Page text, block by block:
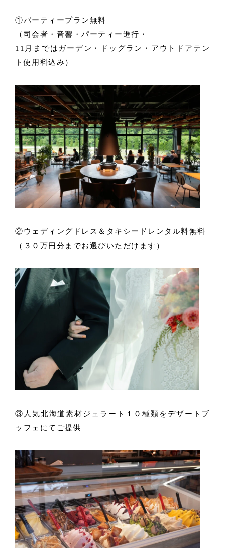
①パーティープラン無料
（司会者・音響・パーティー進行・
11月まではガーデン・ドッグラン・アウトドアテン
ト使用料込み）
②ウェディングドレス＆タキシードレンタル料無料
（３０万円分までお選びいただけます）
③人気北海道素材ジェラート１０種類をデザートブ
ッフェにてご提供